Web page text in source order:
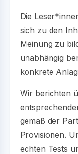
Die
sich zu den
Meinung zu
unabhängig
konkrete
Wir berichten
gemäß der
Provisionen.
echten Tests